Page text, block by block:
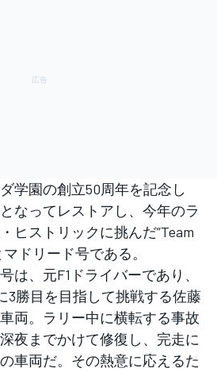
学園の創立50周年を記念し
なってレストアし、今年のラ
ヒストリックに挑んだ”Team
ドリード号である。
は、元F1ドライバーであり、
3勝目を目指して挑戦する佐藤
両。ラリー中に横転する事故
夜までかけて修復し、完走に
車両だ。その熱意に応えるた